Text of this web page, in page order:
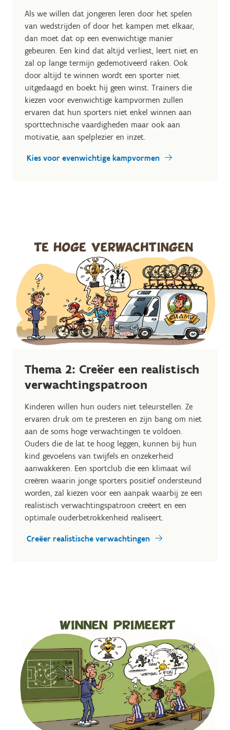
Als we willen dat jongeren leren door het spelen
van wedstrijden of door het kampen met elkaar,
dan moet dat op een evenwichtige manier
gebeuren. Een kind dat altijd verliest, leert niet en
zal op lange termijn gedemotiveerd raken. Ook
door altijd te winnen wordt een sporter niet
uitgedaagd en boekt hij geen winst. Trainers die
kiezen voor evenwichtige kampvormen zullen
ervaren dat hun sporters niet enkel winnen aan
sporttechnische vaardigheden maar ook aan
motivatie, aan spelplezier en inzet.
Kies voor evenwichtige kampvormen
Thema 2: Creëer een realistisch
verwachtingspatroon
Kinderen willen hun ouders niet teleurstellen. Ze
ervaren druk om te presteren en zijn bang om niet
aan de soms hoge verwachtingen te voldoen.
Ouders die de lat te hoog leggen, kunnen bij hun
kind gevoelens van twijfels en onzekerheid
aanwakkeren. Een sportclub die een klimaat wil
creëren waarin jonge sporters positief ondersteund
worden, zal kiezen voor een aanpak waarbij ze een
realistisch verwachtingspatroon creëert en een
optimale ouderbetrokkenheid realiseert.
Creëer realistische verwachtingen